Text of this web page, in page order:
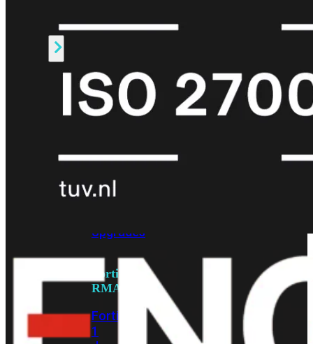
Licentie
Alle
Licenties
bekijken
Essentials
Premium
Upgrades
FortiCare
RMA
FortiCare
1